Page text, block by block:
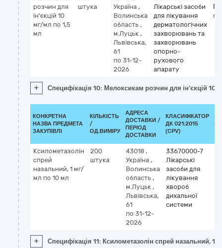
розчин для
ін'єкцій 10
мг/мл по 1,5
мл
штука
Україна ,
Волинська
область ,
м.Луцьк ,
Львівська,
61
по 31-12-
2026
Лікарські засоби
для лікування
дерматологічних
захворювань та
захворювань
опорно-
рухового
апарату
+ Специфікація 10: Мелоксикам розчин для ін'єкцій 10
КОНКРЕТНА
НАЗВА ПРЕДМЕТА
ЗАКУПІВЛІ
КІЛЬКІСТЬ
/
ОД.ВИМІРУ
АДРЕСА
ДОСТАВКИ /
ПЕРІОД
ДОСТАВКИ
КЛАСИФІКАТОР
ДК 021:2015
(CPV)
Ксилометазолін
спрей
назальний, 1 мг/
мл по 10 мл
200
штука
43018 ,
Україна ,
Волинська
область ,
м.Луцьк ,
Львівська,
61
по 31-12-
2026
33670000-7
Лікарські
засоби для
лікування
хвороб
дихальної
системи
+ Специфікація 11: Ксилометазолін спрей назальний, 1